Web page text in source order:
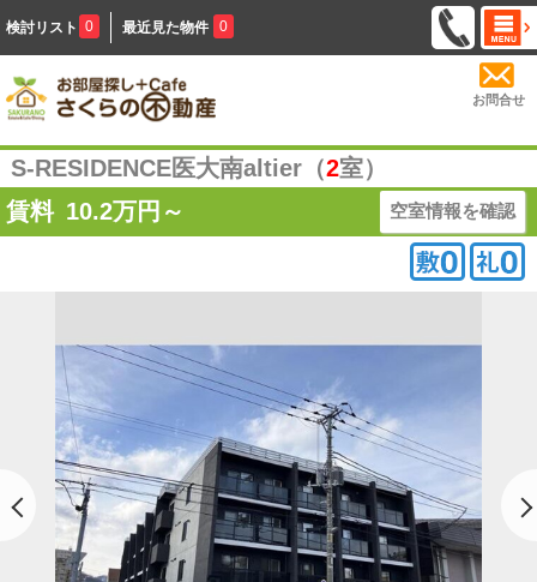
検討リスト 0 最近見た物件 0
お問合せ
S-RESIDENCE医大南altier（2室）
賃料 10.2万円～ 空室情報を確認